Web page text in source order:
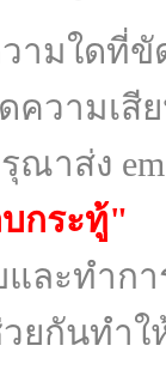
ามใดที่
ความเ
ณาส่ง
กระทู้"
และทำก
กันทำใ